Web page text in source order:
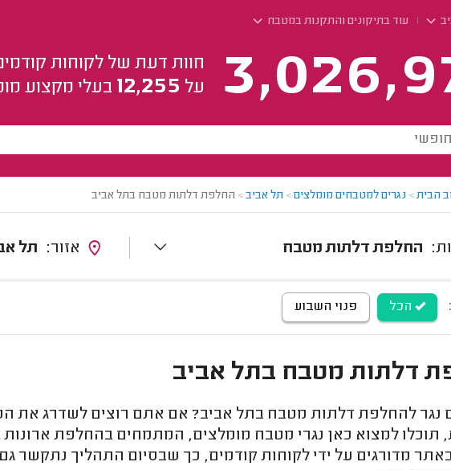
עוד בתיקונים והתקנות במטבח
חוות דעת של לקוחות
על 12,255 בעלי מקצוע
הבית> נגרים למטבחים מומלצים> תל אביב> החלפת דלתות מטבח בתל אביב
החלפת דלתות מטבח תל
הכל פנוי השבוע
דלתות מטבח בתל אביב
נגר להחלפת דלתות מטבח בתל אביב? אם אתם רוצים לשדרג את
תוכלו למצוא כאן נגרי מטבח מומלצים, המתמחים בהחלפת ארונות
מדורגים על ידי לקוחות קודמים, כך שבסיום התהליך נתקשר